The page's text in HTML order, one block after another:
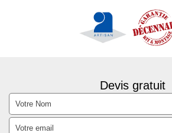
Devis gratuit